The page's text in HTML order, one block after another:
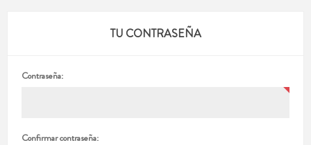
TU CONTRASEÑA
Contraseña:
Confirmar contraseña: